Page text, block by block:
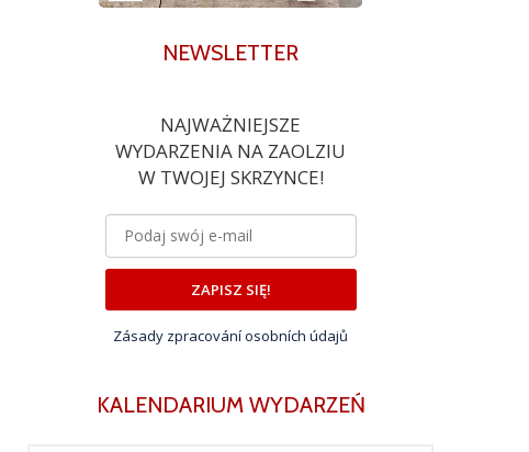
NEWSLETTER
NAJWAŻNIEJSZE
WYDARZENIA NA ZAOLZIU
W TWOJEJ SKRZYNCE!
ZAPISZ SIĘ!
Zásady zpracování osobních údajů
KALENDARIUM WYDARZEŃ